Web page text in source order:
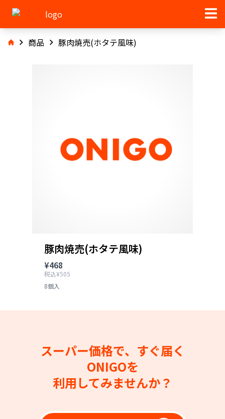
商品 豚肉焼売(ホタテ風味)
豚肉焼売(ホタテ風味)
¥468
税込¥505
8個入
スーパー価格で、すぐ届く
ONIGOを
利用してみませんか？